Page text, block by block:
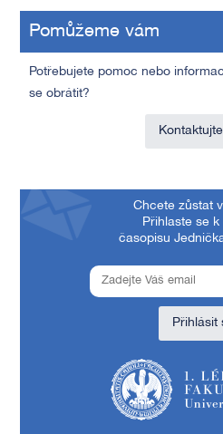
Pomůžeme vám
Potřebujete pomoc nebo
se obrátit?
Chcete zůstat
Přihlaste se k
časopisu
Přihlásit